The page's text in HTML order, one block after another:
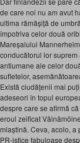
de care noi nu am avut
ultima rămășiță de
împotriva celor două
Mareșalului
conducătorul lor
antiumane ale celor
sufletelor,
Există ciudățenii mai
adeseori în topul
despre care se afirmă
eroul zeificat
mlaștină. Ceva, acolo,
PR-istice fabuloase